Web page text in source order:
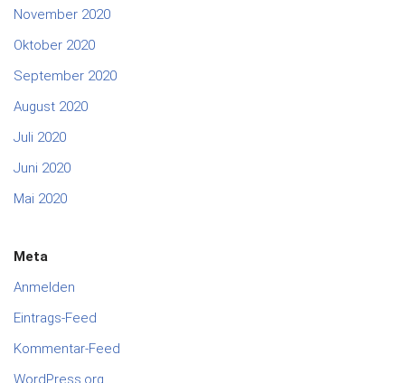
November 2020
Oktober 2020
September 2020
August 2020
Juli 2020
Juni 2020
Mai 2020
Meta
Anmelden
Eintrags-Feed
Kommentar-Feed
WordPress.org